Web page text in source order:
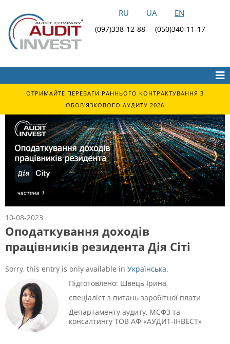
RU UA EN
(097)338-12-88 (050)340-11-17
ОТРИМАЙТЕ ПЕРЕВАГИ РАННЬОГО КОНТРАКТУВАННЯ З
ОБОВ'ЯЗКОВОГО АУДИТУ 2026
10-08-2023
Оподаткування доходів
працівників резидента Дія Сіті
Sorry, this entry is only available in Українська.
Підготовлено: Швець Ірина,
спеціаліст з питань заробітної плати
Департаменту аудиту, МСФЗ та
консалтингу ТОВ АФ «АУДИТ-ІНВЕСТ»